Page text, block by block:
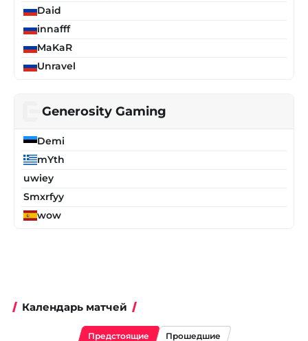
Daid
innafff
MaKaR
Unravel
Generosity Gaming
Demi
mYth
uwiey
Smxrfyy
wow
Календарь матчей
Предстоящие Прошедшие